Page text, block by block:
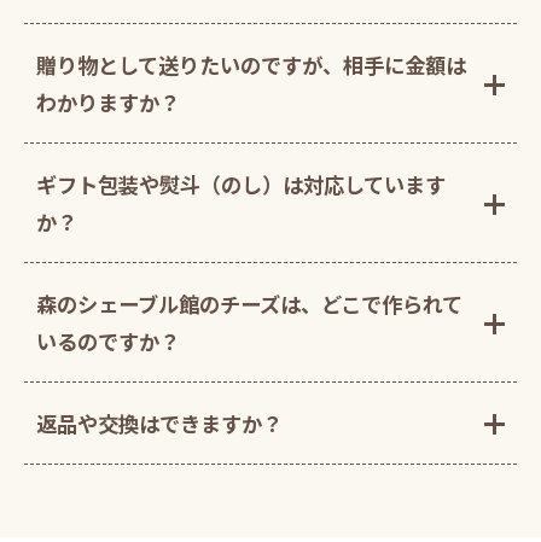
贈り物として送りたいのですが、相手に金額は
わかりますか？
ギフト包装や熨斗（のし）は対応しています
か？
森のシェーブル館のチーズは、どこで作られて
いるのですか？
返品や交換はできますか？